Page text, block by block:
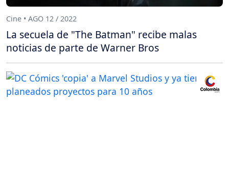
Cine • AGO 12 / 2022
La secuela de "The Batman" recibe malas
noticias de parte de Warner Bros